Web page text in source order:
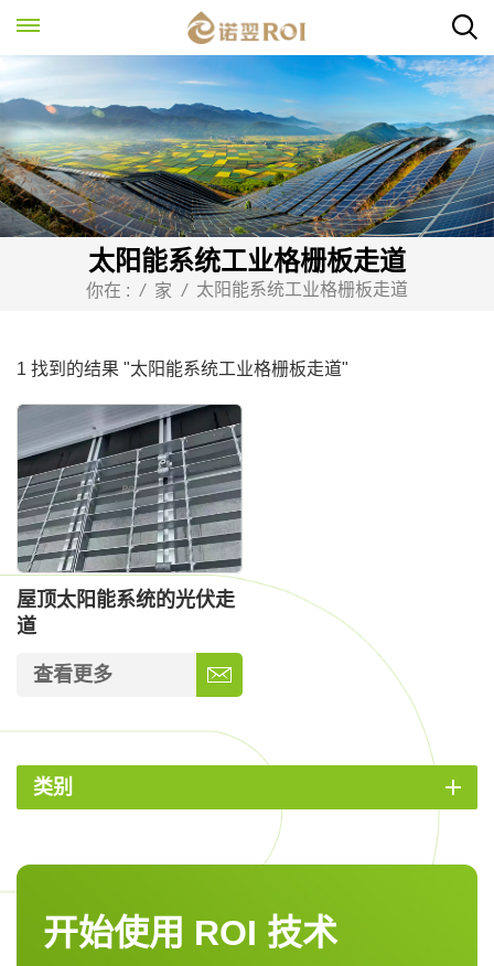
太阳能系统工业格栅板走道
你在 : / 家 / 太阳能系统工业格栅板走道
1 找到的结果 "太阳能系统工业格栅板走道"
屋顶太阳能系统的光伏走
道
查看更多
类别
开始使用 ROI 技术